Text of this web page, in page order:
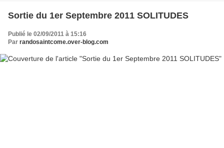
Sortie du 1er Septembre 2011 SOLITUDES
Publié le 02/09/2011 à 15:16
Par randosaintcome.over-blog.com